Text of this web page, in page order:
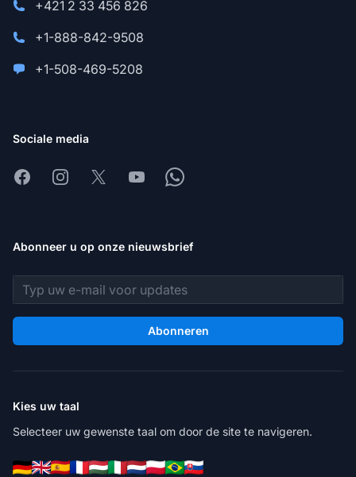
+421 2 33 456 826
+1-888-842-9508
+1-508-469-5208
Sociale media
FacebookInstagram
X YoutubeWhatsapp
Abonneer u op onze nieuwsbrief
E-mailadres
Abonneren
Kies uw taal
Selecteer uw gewenste taal om door de site te navigeren.